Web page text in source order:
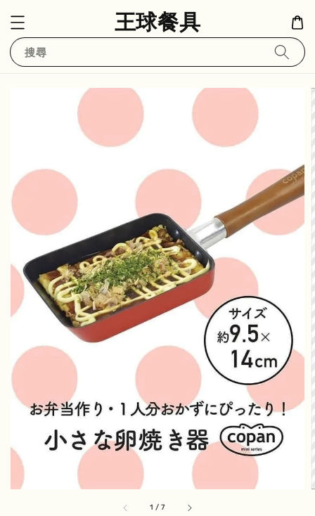
王球餐具
搜尋
1 /7